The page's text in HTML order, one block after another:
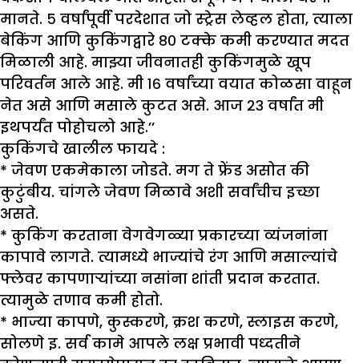
मानते. ५ वर्षांपूर्वी परदेशात जो स्ट्रेस लेव्हल होता, त्याला
बेकिंग आणि कुकिंगद्वारे ८० टक्के कमी करण्यात मदत
मिळाली आहे. माझ्या जीवनातही कुकिंगमुळे खूप
परिवर्तन आले आहे. मी १६ वर्षांच्या वयात कोळसा वाहून
नेत असे आणि मसाले कुटत असे. आज २३ वर्षांत मी
इथपर्यंत पोहोचलो आहे.’’
कुकिंगचे खालील फायदे :
* जेवण एकमेकाला जोडते. मग ते फ्रेंड असोत की
कुटुंबीय. चांगले जेवण मिळावे अशी सर्वांचीच इच्छा
असते.
* कुकिंग करताना वेगवेगळ्या प्रकारच्या व्यंजनांना
कापावे लागते. त्यामध्ये भाज्यांचे रंग आणि मसाल्यांचे
फ्लेवर कापणाऱ्यांच्या नसांना शांती प्रदान करतात.
त्यामुळे तणाव कमी होतो.
* भाज्या कापणे, कुस्करणे, क्रश करणे, स्लाइस करणे,
सोलणे इ. सर्व कामे आपले लक्ष प्रभावी पध्दतीने